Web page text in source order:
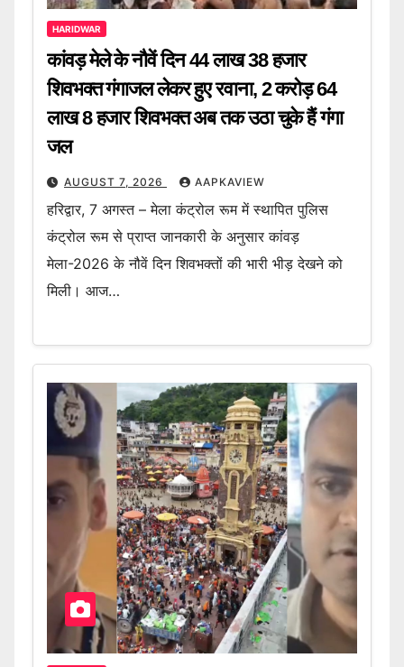
HARIDWAR
कांवड़ मेले के नौवें दिन 44 लाख 38 हजार
शिवभक्त गंगाजल लेकर हुए रवाना, 2 करोड़ 64
लाख 8 हजार शिवभक्त अब तक उठा चुके हैं गंगा
जल
AUGUST 7, 2026 AAPKAVIEW
हरिद्वार, 7 अगस्त – मेला कंट्रोल रूम में स्थापित पुलिस
कंट्रोल रूम से प्राप्त जानकारी के अनुसार कांवड़
मेला-2026 के नौवें दिन शिवभक्तों की भारी भीड़ देखने को
मिली। आज…